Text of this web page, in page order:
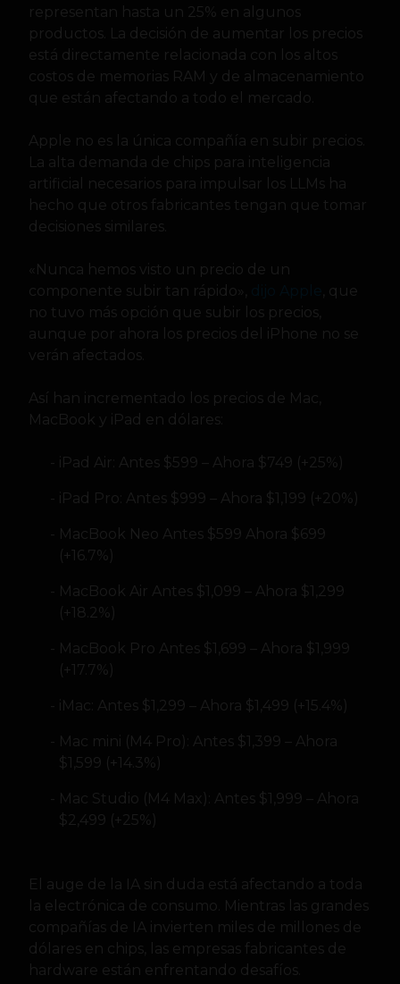
representan hasta un 25% en algunos
productos. La decisión de aumentar los precios
está directamente relacionada con los altos
costos de memorias RAM y de almacenamiento
que están afectando a todo el mercado.
Apple no es la única compañía en subir precios.
La alta demanda de chips para inteligencia
artificial necesarios para impulsar los LLMs ha
hecho que otros fabricantes tengan que tomar
decisiones similares.
«Nunca hemos visto un precio de un
componente subir tan rápido»,
, que
no tuvo más opción que subir los precios,
aunque por ahora los precios del iPhone no se
verán afectados.
Así han incrementado los precios de Mac,
MacBook y iPad en dólares:
iPad Air: Antes $599 – Ahora $749 (+25%)
iPad Pro: Antes $999 – Ahora $1,199 (+20%)
MacBook Neo Antes $599 Ahora $699
(+16.7%)
MacBook Air Antes $1,099 – Ahora $1,299
(+18.2%)
MacBook Pro Antes $1,699 – Ahora $1,999
(+17.7%)
iMac: Antes $1,299 – Ahora $1,499 (+15.4%)
Mac mini (M4 Pro): Antes $1,399 – Ahora
$1,599 (+14.3%)
Mac Studio (M4 Max): Antes $1,999 – Ahora
$2,499 (+25%)
El auge de la IA sin duda está afectando a toda
la electrónica de consumo. Mientras las grandes
compañías de IA invierten miles de millones de
dólares en chips, las empresas fabricantes de
hardware están enfrentando desafíos.